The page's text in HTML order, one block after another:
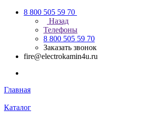
8 800 505 59 70
Назад
Телефоны
8 800 505 59 70
Заказать звонок
fire@electrokamin4u.ru
Главная
Каталог